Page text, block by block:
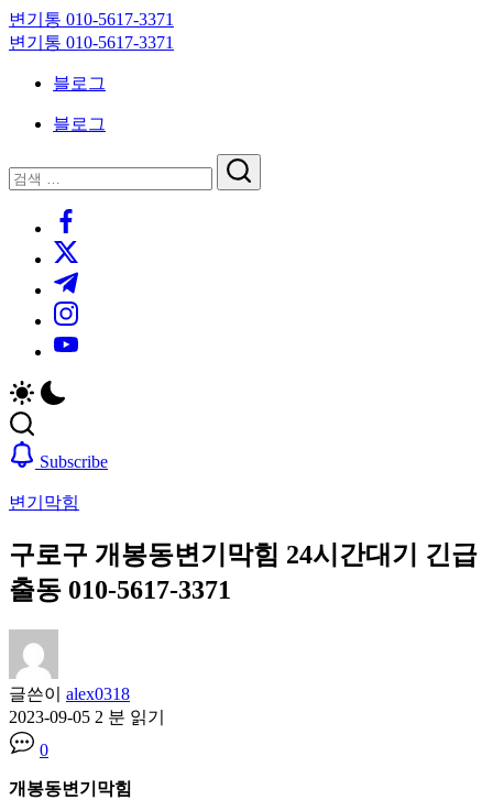
Skip
to
content
변기통 010-5617-3371
변
대
기
변기통 010-5617-3371
크
대
기
블로그
블로그
닫
기
검
검
https://www.facebook.com/
https://twitter.com/
https://t.me/
https://www.instagram.com/
https://youtube.com/
Subscribe
변기막힘
구로구 개봉동변기막힘 24시간대기 긴급
출동 010-5617-3371
글쓴이 alex0318
2023-09-05 2 분 읽기
0
개봉동변기막힘